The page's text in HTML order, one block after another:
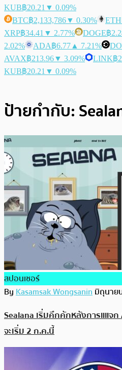
KUB฿20.21 ▼ 0.09%
BTC฿2,133,786▼ 0.30% ETH
XRP฿34.41 ▼ 2.77% DOGE฿
2.02%
ADA฿6.77 ▲ 7.21%
AVAX฿213.96▼ 3.09% LINK฿
KUB฿20.21 ▼ 0.09%
ป้ายกำกับ:
สปอนเซอร์
ByKasamsak Wongsaninมิถุนาย
Sealana เริ่มคึกคักหลังการแแจ
จะเริ่ม 2 ก.ค.นี้